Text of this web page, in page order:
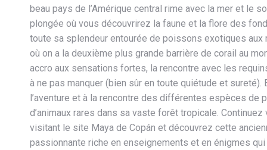
beau pays de l’Amérique central rime avec la mer et le
plongée où vous découvrirez la faune et la flore des
toute sa splendeur entourée de poissons exotiques aux
où on a la deuxième plus grande barrière de corail au
accro aux sensations fortes, la rencontre avec les
à ne pas manquer (bien sûr en toute quiétude et sureté).
l’aventure et à la rencontre des différentes espèces de
d’animaux rares dans sa vaste forêt tropicale. Continuez
visitant le site Maya de Copán et découvrez cette
passionnante riche en enseignements et en énigmes qui